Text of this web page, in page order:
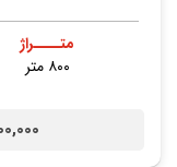
متــــراژ
۸۰۰ متر